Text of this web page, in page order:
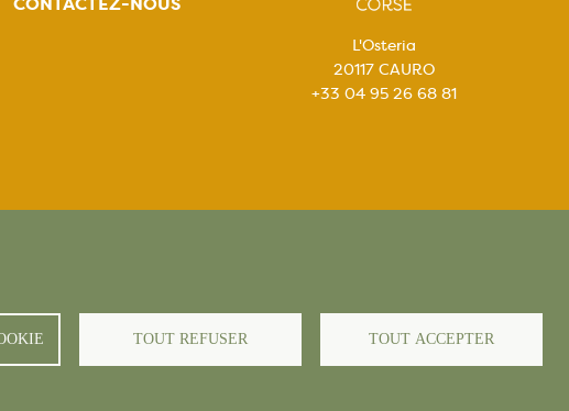
TOUT REFUSER TOUT ACCEPTER
L'Osteria
20117 CAURO
+33 04 95 26 68 81
légales